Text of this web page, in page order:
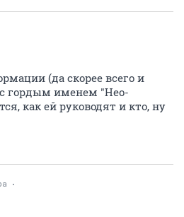
(да скорее всего и
с гордым именем "Нео-
как ей руководят и кто, ну